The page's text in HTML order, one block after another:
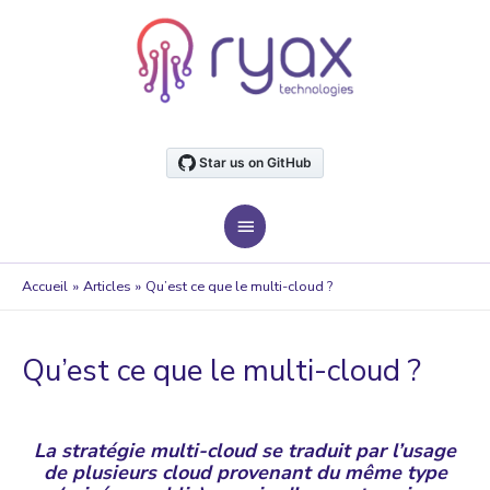
MENU
PRINCIPAL
Accueil Articles Qu’est ce que le multi-cloud ?
Qu’est ce que le multi-cloud ?
La stratégie multi-cloud se traduit par l’usage
de plusieurs cloud provenant du même type